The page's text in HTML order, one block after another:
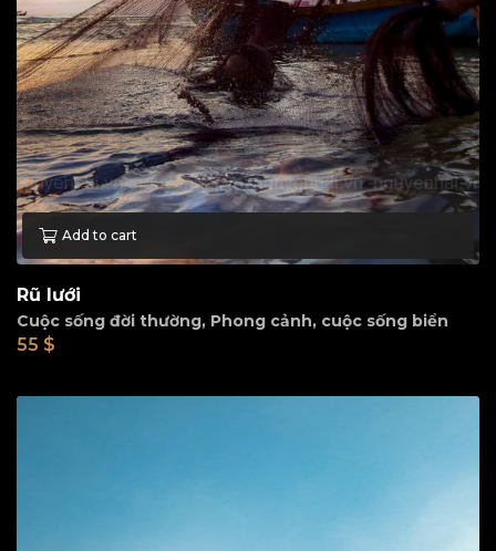
Add to cart
Rũ lưới
Cuộc sống đời thường, Phong cảnh, cuộc sống biển
55 $